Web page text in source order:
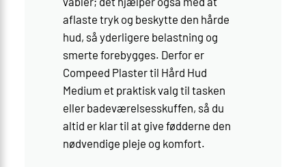
aflaste tryk og beskytte den hårde
hud, så yderligere belastning og
smerte forebygges. Derfor er
Compeed Plaster til Hård Hud
Medium et praktisk valg til tasken
eller badeværelsesskuffen, så du
altid er klar til at give fødderne den
nødvendige pleje og komfort.